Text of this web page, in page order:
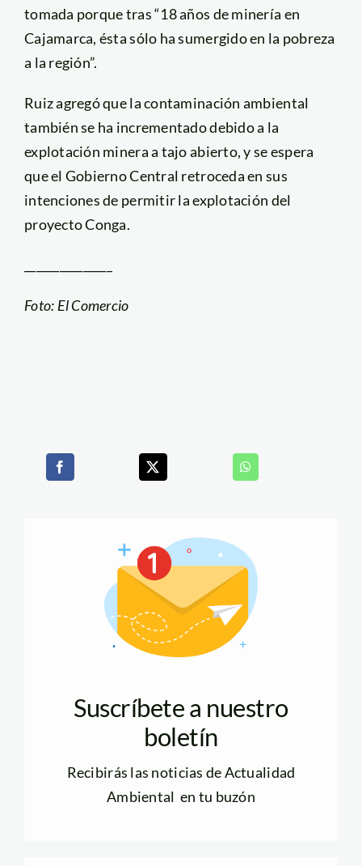
tomada porque tras “18 años de minería en
Cajamarca, ésta sólo ha sumergido en la pobreza
a la región”.
Ruiz agregó que la contaminación ambiental
también se ha incrementado debido a la
explotación minera a tajo abierto, y se espera
que el Gobierno Central retroceda en sus
intenciones de permitir la explotación del
proyecto Conga.
Foto: El Comercio
Suscríbete a nuestro
boletín
Recibirás las noticias de Actualidad
Ambiental en tu buzón